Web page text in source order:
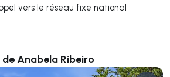
vers le réseau fixe national
Anabela Ribeiro